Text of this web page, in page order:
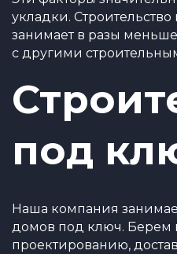
укладки. Строительство
занимает в разы
с другими
под
Наша компания
домов под ключ. Берем
проектированию,